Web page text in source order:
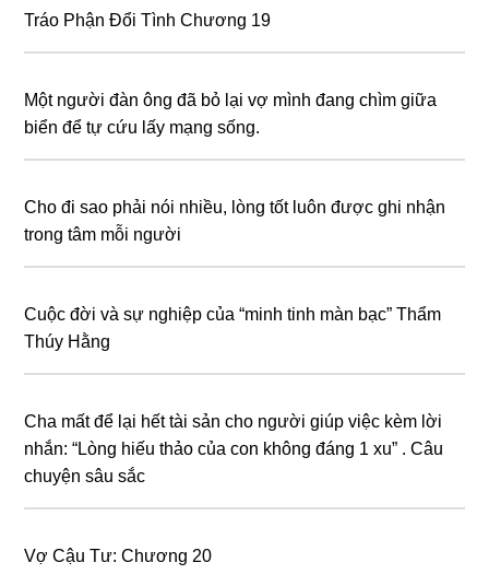
Tráo Phận Đổi Tình Chương 19
Một người đàn ông đã bỏ lại vợ mình đang chìm giữa
biển để tự cứu lấy mạng sống.
Cho đi sao phải nói nhiều, lòng tốt luôn được ghi nhận
trong tâm mỗi người
Cuộc đời và sự nghiệp của “minh tinh màn bạc” Thẩm
Thúy Hằng
Cha mất để lại hết tài sản cho người giúp việc kèm lời
nhắn: “Lòng hiếu thảo của con không đáng 1 xu” . Câu
chuyện sâu sắc
Vợ Cậu Tư: Chương 20